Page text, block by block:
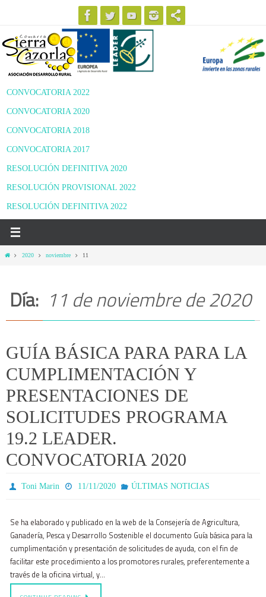
contenido
CONVOCATORIA 2022
CONVOCATORIA 2020
CONVOCATORIA 2018
CONVOCATORIA 2017
RESOLUCIÓN DEFINITIVA 2020
RESOLUCIÓN PROVISIONAL 2022
RESOLUCIÓN DEFINITIVA 2022
Inicio2020 noviembre 11
Día: 11 de noviembre de 2020
GUÍA BÁSICA PARA PARA LA
CUMPLIMENTACIÓN Y
PRESENTACIONES DE
SOLICITUDES PROGRAMA
19.2 LEADER.
CONVOCATORIA 2020
Toni Marin 11/11/2020 ÚLTIMAS NOTICIAS
Se ha elaborado y publicado en la web de la Consejería de Agricultura,
Ganadería, Pesca y Desarrollo Sostenible el documento Guía básica para la
cumplimentación y presentación de solicitudes de ayuda, con el fin de
facilitar este procedimiento a los promotores rurales, preferentemente a
través de la oficina virtual, y…